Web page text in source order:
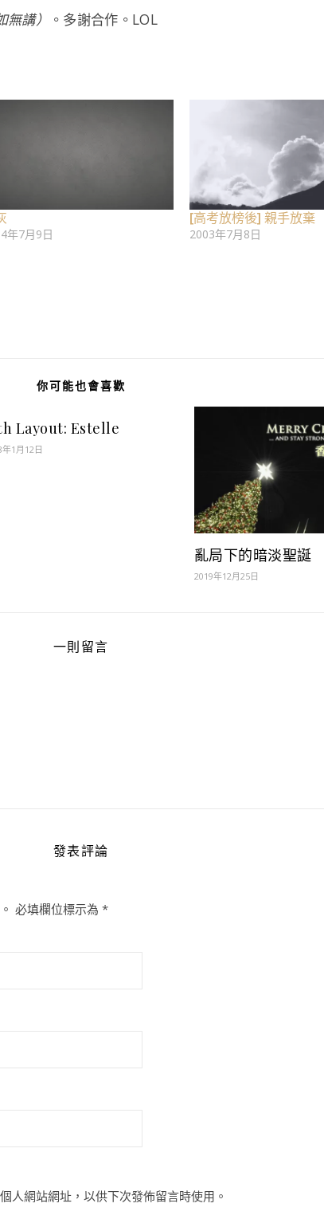
無講） 。多謝合作。LOL
年7月9日
[高考放榜後] 親手放棄
2003年7月8日
你可能也會喜歡
Layout: Estelle
年1月12日
亂局下的暗淡聖誕
2019年12月25日
一則留言
發表評論
必填欄位標示為 *
人網站網址，以供下次發佈留言時使用。